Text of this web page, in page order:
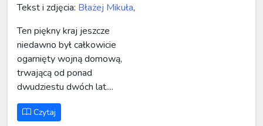
Tekst i zdjęcia: Błażej Mikuła,
Ten piękny kraj jeszcze
niedawno był całkowicie
ogarnięty wojną domową,
trwającą od ponad
dwudziestu dwóch lat....
Czytaj